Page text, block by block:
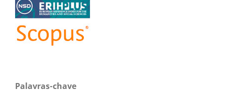
Palavras-chave